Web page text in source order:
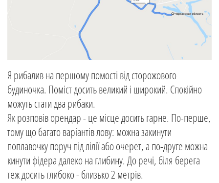
Я рибалив на першому помості від сторожового
будиночка. Поміст досить великий і широкий. Спокійно
можуть стати два рибаки.
Як розповів орендар - це місце досить гарне. По-перше,
тому що багато варіантів лову: можна закинути
поплавочку поруч під лілії або очерет, а по-друге можна
кинути фідера далеко на глибину. До речі, біля берега
теж досить глибоко - близько 2 метрів.